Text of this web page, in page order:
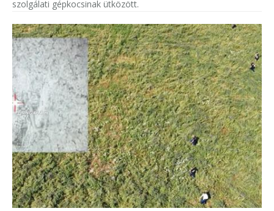
szolgálati gépkocsinak ütközött.